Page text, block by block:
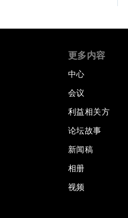
更多内容
中心
会议
利益相关方
论坛故事
新闻稿
相册
视频